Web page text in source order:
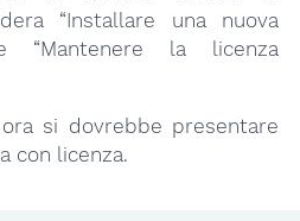
“Installare una nuova
“Mantenere la licenza
si dovrebbe presentare
con licenza.